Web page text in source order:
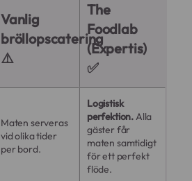
Vanlig
bröllopscatering
⚠️
The
Foodlab
(Expertis)
✅
Maten serveras
vid olika tider
per bord.
Logistisk
perfektion.Alla
gäster får
maten samtidigt
för ett perfekt
flöde.